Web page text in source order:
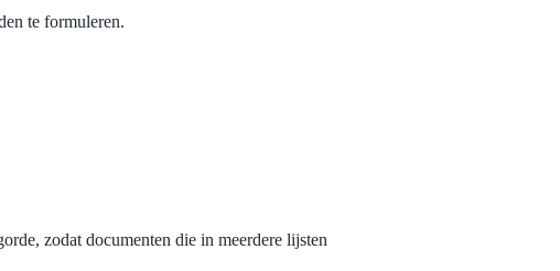
te formuleren.
zodat documenten die in meerdere lijsten